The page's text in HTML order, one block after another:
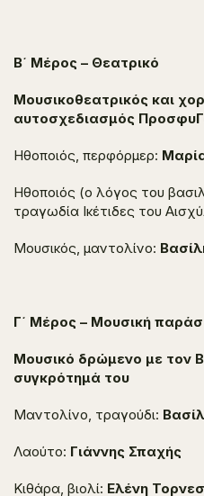
Β΄ Μέρος – Θεατρικό
Μουσικοθεατρικός και
αυτοσχεδιασμός
Ηθοποιός, περφόρμερ:
Ηθοποιός (ο λόγος του
τραγωδία Ικέτιδες του
Μουσικός, μαντολίνο:
Γ΄ Μέρος – Μουσική
Μουσικό δρώμενο με τον
συγκρότημά του
Μαντολίνο, τραγούδι:
Λαούτο: Γιάννης Σπαχής
Κιθάρα, βιολί: Ελένη